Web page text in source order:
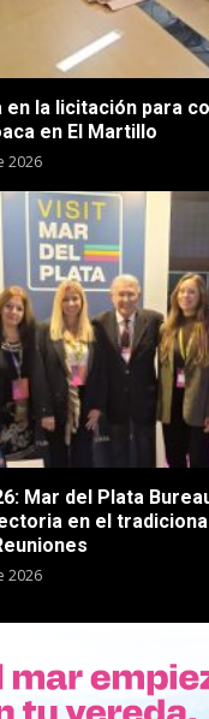
en la licitación para
en El Martillo
2026
Mar del Plata
en el
2026